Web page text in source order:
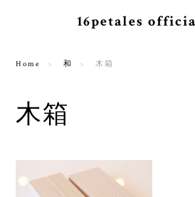
16petales
Home 和 木箱
木箱